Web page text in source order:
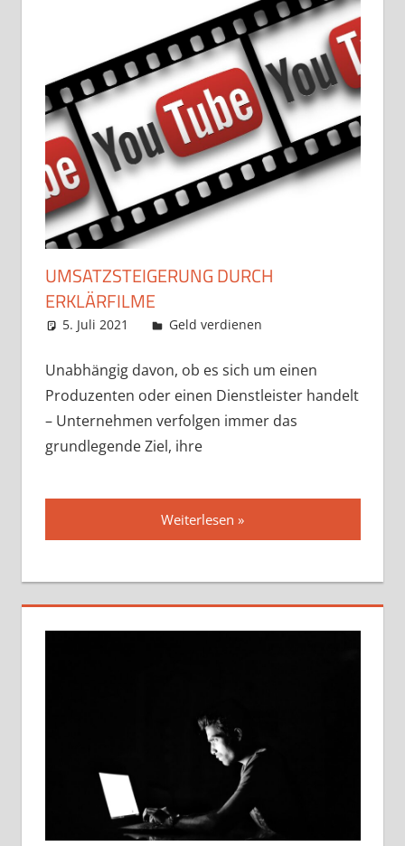
UMSATZSTEIGERUNG DURCH
ERKLÄRFILME
5. Juli 2021 admin
Geld verdienen
Unabhängig davon, ob es sich um einen
Produzenten oder einen Dienstleister handelt
– Unternehmen verfolgen immer das
grundlegende Ziel, ihre
Weiterlesen